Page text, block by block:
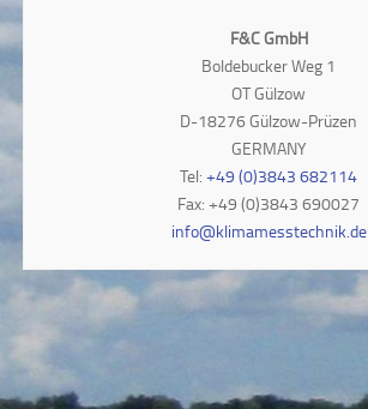
F&C GmbH
Boldebucker Weg 1
OT Gülzow
D-18276 Gülzow-Prüzen
GERMANY
Tel: +49 (0)3843 682114
Fax: +49 (0)3843 690027
info@klimamesstechnik.de